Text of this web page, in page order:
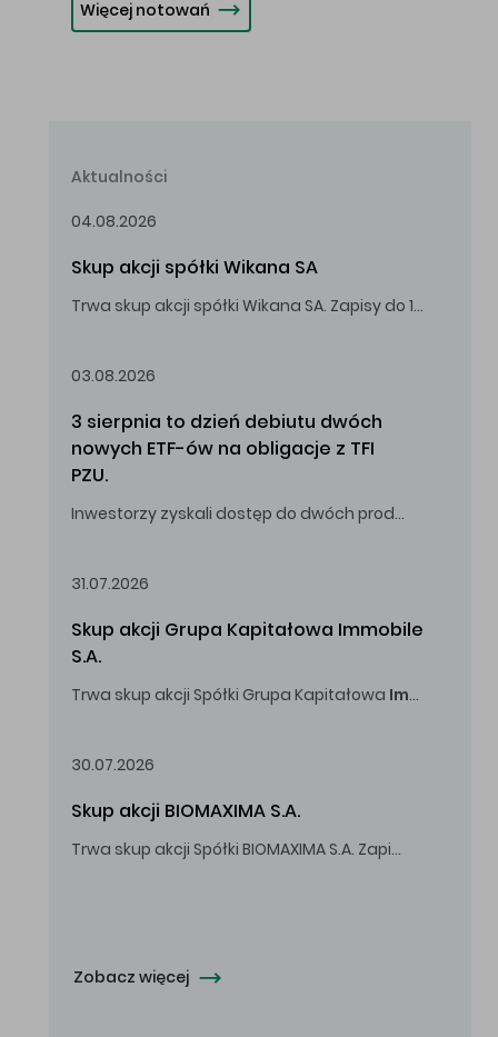
Więcej notowań
Aktualności
04.08.2026
Skup akcji spółki Wikana SA
Trwa skup akcji spółki Wikana SA. Zapisy do 14.08.2026 r. do godz. 16.00.
03.08.2026
3 sierpnia to dzień debiutu dwóch
nowych ETF-ów na obligacje z TFI
PZU.
Inwestorzy zyskali dostęp do dwóch produktów umożliwiających inwestowanie w obligacje skarbowe.
31.07.2026
Skup akcji Grupa Kapitałowa Immobile
S.A.
Trwa skup akcji Spółki Grupa Kapitałowa Immobile
30.07.2026
Skup akcji BIOMAXIMA S.A.
Trwa skup akcji Spółki BIOMAXIMA S.A. Zapisy do 4 sierpnia 2026 r. do godz. 16.00.
Zobacz więcej